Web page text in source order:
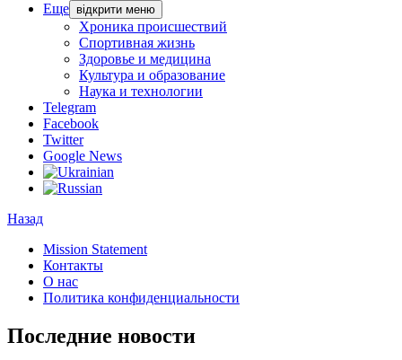
Еще відкрити меню
Хроника происшествий
Спортивная жизнь
Здоровье и медицина
Культура и образование
Наука и технологии
Telegram
Facebook
Twitter
Google News
Назад
Mission Statement
Контакты
О нас
Политика конфиденциальности
Последние новости